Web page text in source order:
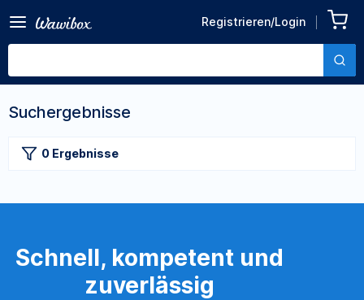
Registrieren/Login
Suchergebnisse
0 Ergebnisse
Schnell, kompetent und
zuverlässig